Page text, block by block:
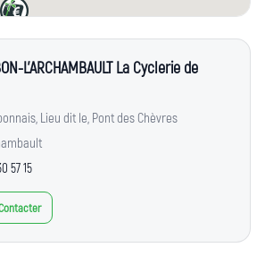
L'ARCHAMBAULT La Cyclerie de
Lieu dit le, Pont des Chèvres
57 15